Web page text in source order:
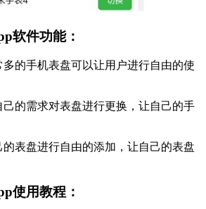
软件功能：
手机表盘可以让用户进行自由的使
的需求对表盘进行更换，让自己的手
盘进行自由的添加，让自己的表盘
使用教程：